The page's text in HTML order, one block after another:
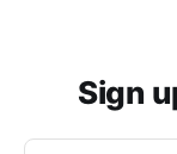
Sign